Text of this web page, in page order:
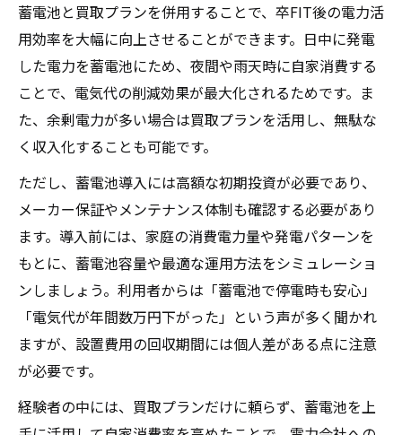
蓄電池と買取プランを併用することで、卒FIT後の電力活
用効率を大幅に向上させることができます。日中に発電
した電力を蓄電池にため、夜間や雨天時に自家消費する
ことで、電気代の削減効果が最大化されるためです。ま
た、余剰電力が多い場合は買取プランを活用し、無駄な
く収入化することも可能です。
ただし、蓄電池導入には高額な初期投資が必要であり、
メーカー保証やメンテナンス体制も確認する必要があり
ます。導入前には、家庭の消費電力量や発電パターンを
もとに、蓄電池容量や最適な運用方法をシミュレーショ
ンしましょう。利用者からは「蓄電池で停電時も安心」
「電気代が年間数万円下がった」という声が多く聞かれ
ますが、設置費用の回収期間には個人差がある点に注意
が必要です。
経験者の中には、買取プランだけに頼らず、蓄電池を上